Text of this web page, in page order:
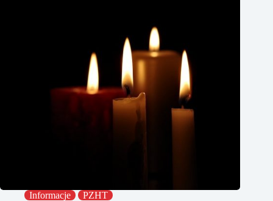
Informacje PZHT